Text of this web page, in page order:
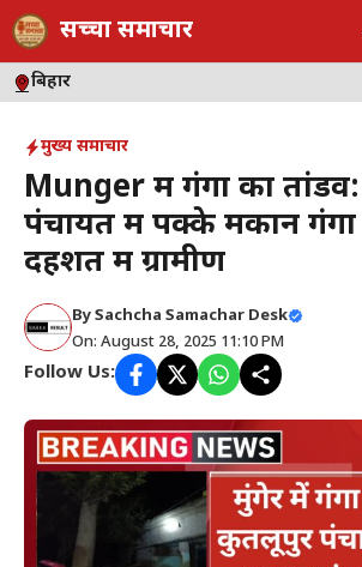
Skip
to
content
सच्चा समाचार
बिहार
मुख्य समाचार
Munger में गंगा का
पंचायत में पक्के मकान
दहशत में ग्रामीण
BySachcha Samachar Desk
On: August 28, 2025 11:10 PM
Follow Us: